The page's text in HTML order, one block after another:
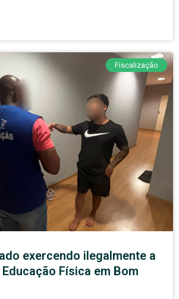
Fiscalização
exercendo ilegalmente a
Física em Bom